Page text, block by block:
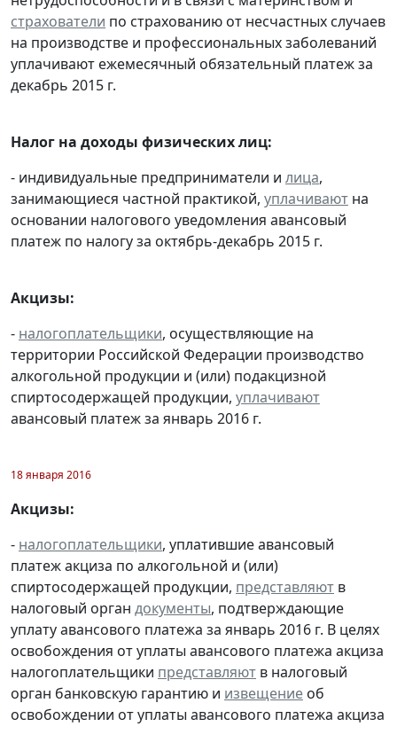
страхователи по страхованию от несчастных случаев
на производстве и профессиональных заболеваний
уплачивают ежемесячный обязательный платеж за
декабрь 2015 г.
Налог на доходы физических лиц:
- индивидуальные предприниматели и лица,
занимающиеся частной практикой, уплачивают на
основании налогового уведомления авансовый
платеж по налогу за октябрь-декабрь 2015 г.
Акцизы:
- налогоплательщики, осуществляющие на
территории Российской Федерации производство
алкогольной продукции и (или) подакцизной
спиртосодержащей продукции, уплачивают
авансовый платеж за январь 2016 г.
18 января 2016
Акцизы:
- налогоплательщики, уплатившие авансовый
платеж акциза по алкогольной и (или)
спиртосодержащей продукции, представляют в
налоговый орган документы, подтверждающие
уплату авансового платежа за январь 2016 г. В целях
освобождения от уплаты авансового платежа акциза
налогоплательщики представляют в налоговый
орган банковскую гарантию и извещение об
освобождении от уплаты авансового платежа акциза